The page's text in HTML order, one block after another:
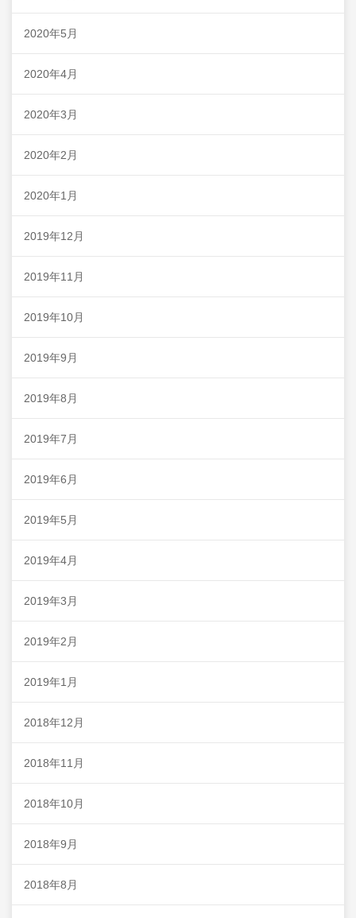
2020年5月
2020年4月
2020年3月
2020年2月
2020年1月
2019年12月
2019年11月
2019年10月
2019年9月
2019年8月
2019年7月
2019年6月
2019年5月
2019年4月
2019年3月
2019年2月
2019年1月
2018年12月
2018年11月
2018年10月
2018年9月
2018年8月